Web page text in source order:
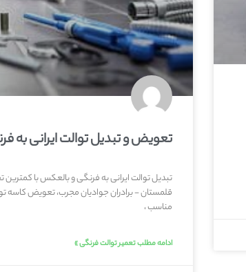
تعویض و تبدیل توالت ایرانی به
تبدیل توالت ایرانی به فرنگی و بالعکس با
قلمستان - برادران جوادیان مجرب، تعویض کاسه
مناسب ،
ادامه مطلب تعمیر توالت فرنگی »